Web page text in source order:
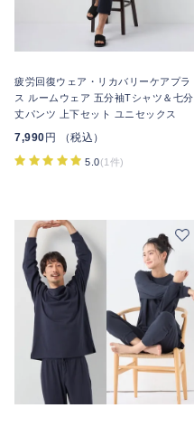
疲労回復ウェア・リカバリーケアプラ
ス ルームウェア 五分袖Tシャツ＆七分
丈パンツ 上下セット ユニセックス
7,990 円 （税込）
5.0(1件)